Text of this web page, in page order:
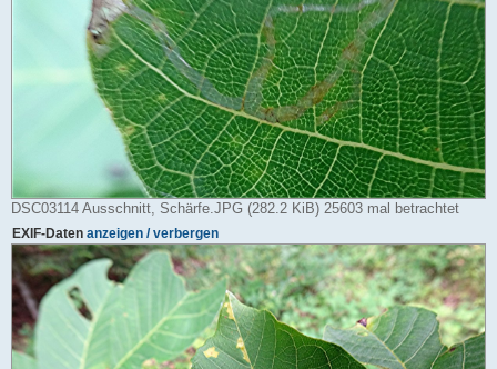
DSC03114 Ausschnitt, Schärfe.JPG (282.2 KiB) 25603 mal betrachtet
EXIF-Daten anzeigen / verbergen